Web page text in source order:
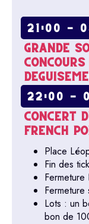
21:00 -
GRANDE
22:00 -
CONCERT
FRENCH
Place
Fin des
Lots : un
bon de